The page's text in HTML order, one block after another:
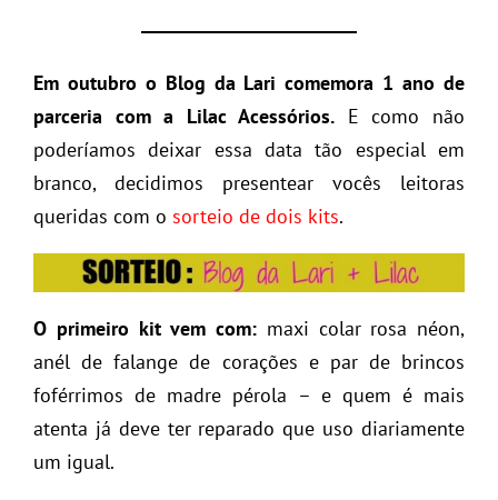
Em outubro o Blog da Lari comemora 1 ano de
parceria com a Lilac Acessórios. E como não
poderíamos deixar essa data tão especial em
branco, decidimos presentear vocês leitoras
queridas com o sorteio de dois kits.
O primeiro kit vem com: maxi colar rosa néon,
anél de falange de corações e par de brincos
foférrimos de madre pérola – e quem é mais
atenta já deve ter reparado que uso diariamente
um igual.